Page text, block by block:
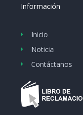
Información
Inicio
Noticia
Contáctanos